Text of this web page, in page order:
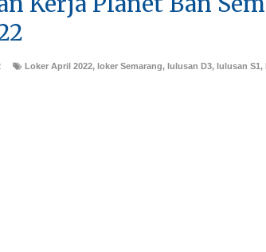
Loker April 2022, loker Semarang, lulusan D3, lulusan S1,